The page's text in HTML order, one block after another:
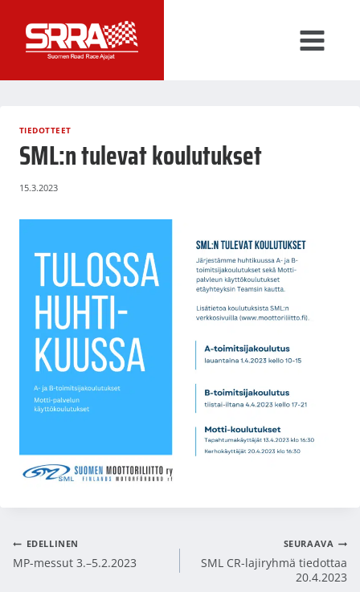
sisältöön
TIEDOTTEET
SML:n tulevat koulutukset
15.3.2023
Artikkelien
selaus
EDELLINEN
MP-messut 3.–5.2.2023
SEURAAVA
SML CR-lajiryhmä tiedottaa
20.4.2023